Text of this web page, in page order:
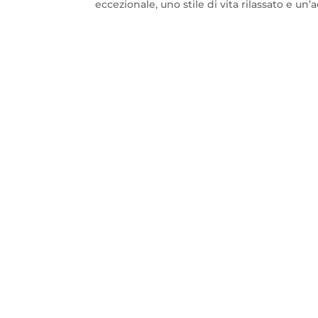
eccezionale, uno stile di vita rilassato e